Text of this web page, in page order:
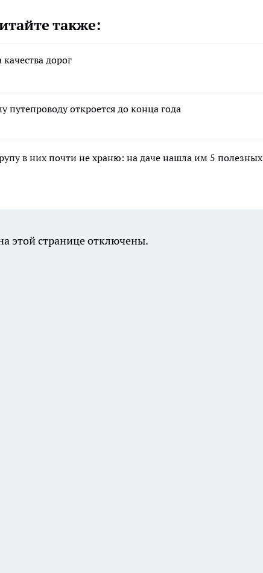
также:
дорог
откроется до конца года
в них почти не храню: на даче нашла им 5 полезных
этой странице отключены.